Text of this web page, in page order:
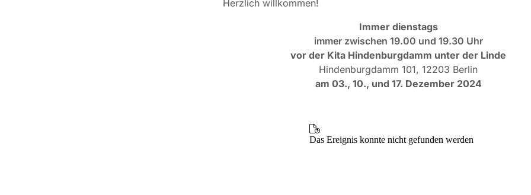
Herzlich willkommen!
Immer dienstags
immer zwischen 19.00 und 19.30 Uhr
vor der Kita Hindenburgdamm unter der Linde
Hindenburgdamm 101, 12203 Berlin
am 03., 10., und 17. Dezember 2024